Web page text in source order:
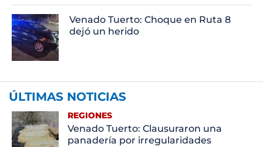
Venado Tuerto: Choque en Ruta 8
dejó un herido
ÚLTIMAS NOTICIAS
REGIONES
Venado Tuerto: Clausuraron una
panadería por irregularidades